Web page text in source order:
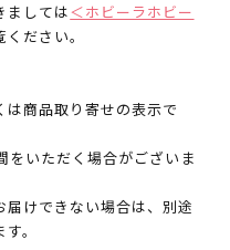
ましては＜ホビーラホビー
ください。
商品取り寄せの表示で
をいただく場合がございま
けできない場合は、別途
。